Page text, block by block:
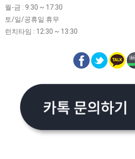
월-금 : 9:30 ~ 17:30
토/일/공휴일 휴무
런치타임 : 12:30 ~ 13:30